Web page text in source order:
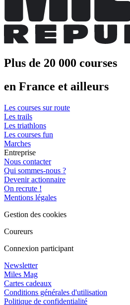
Plus de 20 000 courses
en France et ailleurs
Les courses sur route
Les trails
Les triathlons
Les courses fun
Marches
Entreprise
Nous contacter
Qui sommes-nous ?
Devenir actionnaire
On recrute !
Mentions légales
Gestion des cookies
Coureurs
Connexion participant
Newsletter
Miles Mag
Cartes cadeaux
Conditions générales d'utilisation
Politique de confidentialité